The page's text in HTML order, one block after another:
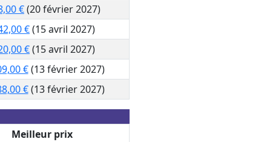
€(20 février 2027)
€(15 avril 2027)
€(15 avril 2027)
€(13 février 2027)
€(13 février 2027)
Meilleur prix